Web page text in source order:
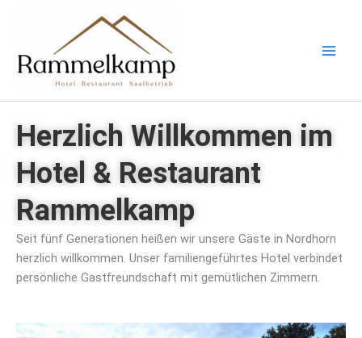
Herzlich Willkommen im
Hotel & Restaurant
Rammelkamp
Seit fünf Generationen heißen wir unsere Gäste in Nordhorn
herzlich willkommen. Unser familiengeführtes Hotel verbindet
persönliche Gastfreundschaft mit gemütlichen Zimmern.